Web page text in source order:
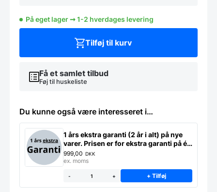
-
14
Du
tilkøbe
799
kr.
antal
På eget lager ➞ 1-2 hverdages levering
Få et samlet tilbud
Føj til huskeliste
Tilføj til kurv
Du kunne også være interesseret i…
1 års ekstra garanti (2 år i alt) på nye
varer. Prisen er for ekstra garanti på ét
produkt
999,00 DKK
ex. moms
- + + Tilføj